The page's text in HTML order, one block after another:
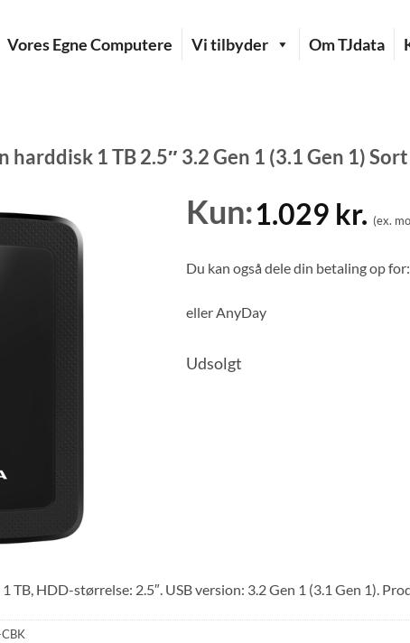
Vores Egne Computere Vi tilbyder Om TJdata
1 TB 2.5″ 3.2 Gen 1 (3.1 Gen 1) Sort
Kun:1.029 kr. (ex.
Du kan også dele din betaling op for:
ellerAnyDay
Udsolgt
TB, HDD-størrelse: 2.5″. USB version: 3.2 Gen 1 (3.1 Gen 1).